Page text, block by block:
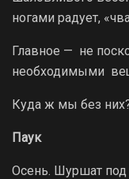
ногами радует,
Главное — не
необходимыми
Куда ж мы без
Паук
Осень. Шуршат под